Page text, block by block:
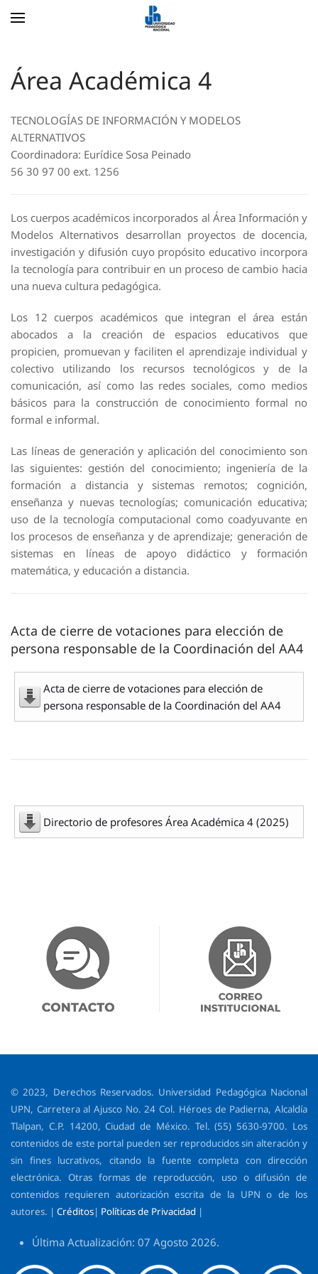
Área Académica 4
TECNOLOGÍAS DE INFORMACIÓN Y MODELOS
ALTERNATIVOS
Coordinadora: Eurídice Sosa Peinado
56 30 97 00 ext. 1256
Los cuerpos académicos incorporados al Área Información y
Modelos Alternativos desarrollan proyectos de docencia,
investigación y difusión cuyo propósito educativo incorpora
la tecnología para contribuir en un proceso de cambio hacia
una nueva cultura pedagógica.
Los 12 cuerpos académicos que integran el área están
abocados a la creación de espacios educativos que
propicien, promuevan y faciliten el aprendizaje individual y
colectivo utilizando los recursos tecnológicos y de la
comunicación, así como las redes sociales, como medios
básicos para la construcción de conocimiento formal no
formal e informal.
Las líneas de generación y aplicación del conocimiento son
las siguientes: gestión del conocimiento; ingeniería de la
formación a distancia y sistemas remotos; cognición,
enseñanza y nuevas tecnologías; comunicación educativa;
uso de la tecnología computacional como coadyuvante en
los procesos de enseñanza y de aprendizaje; generación de
sistemas en líneas de apoyo didáctico y formación
matemática, y educación a distancia.
Acta de cierre de votaciones para elección de
persona responsable de la Coordinación del AA4
Acta de cierre de votaciones para elección de
persona responsable de la Coordinación del AA4
Directorio de profesores Área Académica 4 (2025)
© 2023, Derechos Reservados. Universidad Pedagógica Nacional
UPN, Carretera al Ajusco No. 24 Col. Héroes de Padierna, Alcaldía
Tlalpan, C.P. 14200, Ciudad de México. Tel. (55) 5630-9700. Los
contenidos de este portal pueden ser reproducidos sin alteración y
sin fines lucrativos, citando la fuente completa con dirección
electrónica. Otras formas de reproducción, uso o difusión de
contenidos requieren autorización escrita de la UPN o de los
autores. | Créditos| Políticas de Privacidad |
Última Actualización: 07 Agosto 2026.